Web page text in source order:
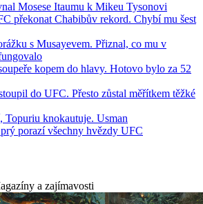
Mosese Itaumu k Mikeu Tysonovi
překonat Chabibův rekord. Chybí mu šest
s Musayevem. Přiznal, co mu v
kopem do hlavy. Hotovo bylo za 52
do UFC. Přesto zůstal měřítkem těžké
Topuriu knokautuje. Usman
porazí všechny hvězdy UFC
a zajímavosti